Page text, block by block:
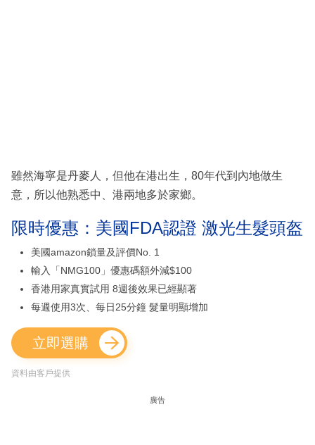
雖然海寧是丹麥人，但他在港出生，80年代到內地做生
意，所以他熟悉中、港兩地多於家鄉。
限時優惠：美國FDA認證 激光生髮頭盔
美國amazon鎖量及評價No. 1
輸入「NMG100」優惠碼額外減$100
香港用家真實試用 8週後效果已經顯著
每週使用3次、每日25分鐘 髮量明顯增加
立即選購
資料由客戶提供
廣告